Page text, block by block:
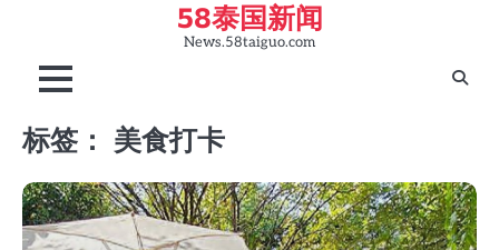
content
58泰国新闻
News.58taiguo.com
标签： 美食打卡